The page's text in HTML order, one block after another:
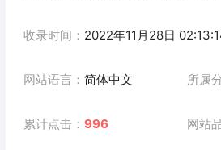
收录时间： 2022年11月28日
网站语言： 简体中文 所属
累计点击： 996 网站